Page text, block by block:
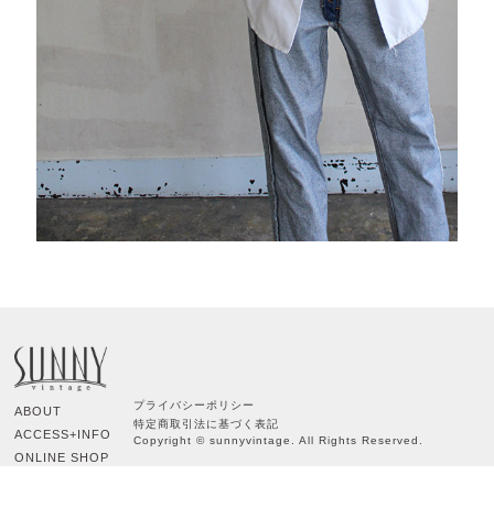
ABOUT
ACCESS+INFO
ONLINE SHOP
プライバシーポリシー
特定商取引法に基づく表記
Copyright © sunnyvintage. All Rights Reserved.